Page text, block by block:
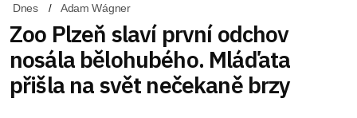
Dnes Adam Wágner
Zoo Plzeň slaví první odchov
nosála bělohubého. Mláďata
přišla na svět nečekaně brzy